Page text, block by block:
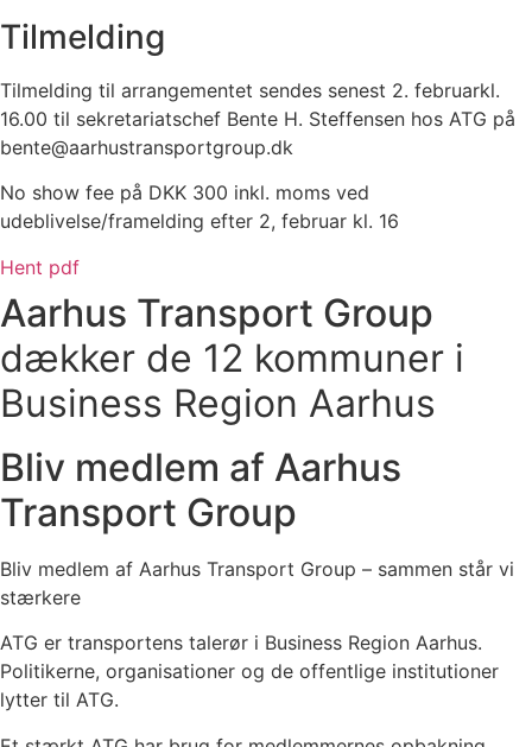
Tilmelding
Tilmelding til arrangementet sendes senest 2. februarkl.
16.00 til sekretariatschef Bente H. Steffensen hos ATG på
bente@aarhustransportgroup.dk
No show fee på DKK 300 inkl. moms ved
udeblivelse/framelding efter 2, februar kl. 16
Hent pdf
Aarhus Transport Group
dækker de 12 kommuner i
Business Region Aarhus
Bliv medlem af Aarhus
Transport Group
Bliv medlem af Aarhus Transport Group – sammen står vi
stærkere
ATG er transportens talerør i Business Region Aarhus.
Politikerne, organisationer og de offentlige institutioner
lytter til ATG.